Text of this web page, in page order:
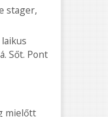
stager,
Sőt. Pont
mielőtt